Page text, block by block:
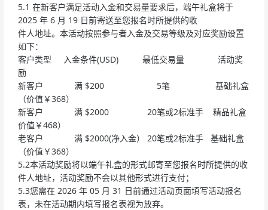
5.1 在新客户满足活动入金和交易量要求后，端午礼盒将于
2025 年 6 月 19 日前寄送至您报名时所提供的收
件人地址。本活动按照参与者入金及交易等级及对应奖励设置
如下：
客户类型 入金条件(USD) 最低交易量 活动奖
励
新客户 满 $200 5笔 基础礼盒
（价值￥368）
新客户 满 $2000 20笔或2标准手 精品礼盒
价值￥468）
老客户 满 $2000(净入金） 20笔或2标准手 基础礼盒
（价值￥368）
5.2本活动奖励将以端午礼盒的形式邮寄至您报名时所提供的收
件人地址，活动奖励不会以其他形式进行支付；
5.3您需在 2026 年 05 月 31 日前通过活动页面填写活动报名
表，未在活动期内填写报名表视为放弃。